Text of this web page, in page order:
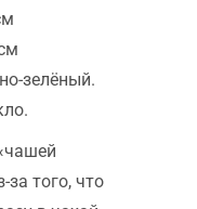
зелёный.
за того, что